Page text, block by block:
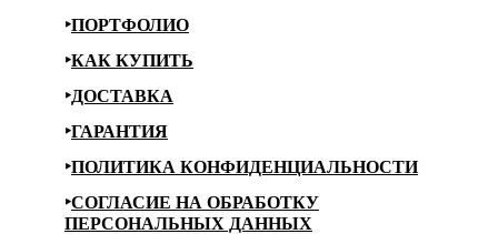
ПОРТФОЛИО
КАК КУПИТЬ
ДОСТАВКА
ГАРАНТИЯ
ПОЛИТИКА КОНФИДЕНЦИАЛЬНОСТИ
СОГЛАСИЕ НА ОБРАБОТКУ
ПЕРСОНАЛЬНЫХ ДАННЫХ